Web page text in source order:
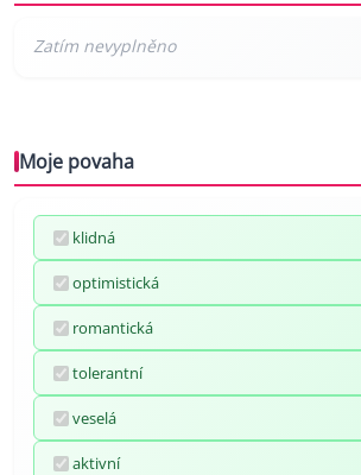
Moje povaha
klidná
optimistická
romantická
tolerantní
veselá
aktivní